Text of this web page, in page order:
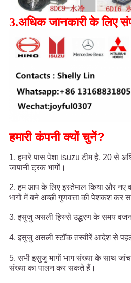
3.अधिक जानकारी के लिए
हमारी कंपनी क्यों चुनें?
1. हमारे पास पेशा isuzu टीम है, 20 से
जापानी ट्रक भागों।
2. हम आप के लिए इस्तेमाल किया और नए
भागों में बने अच्छी गुणवत्ता की पेशकश कर
3. इसुजु असली हिस्से उद्धरण के समय
4. इसुजु असली स्टॉक तस्वीरें आदेश से
5. सभी इसुजु भागों भाग संख्या के साथ
संख्या का पालन कर सकते हैं।